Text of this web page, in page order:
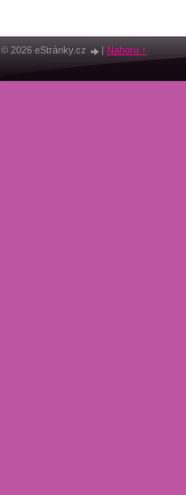
© 2026 eStránky.cz | Nahoru ↑